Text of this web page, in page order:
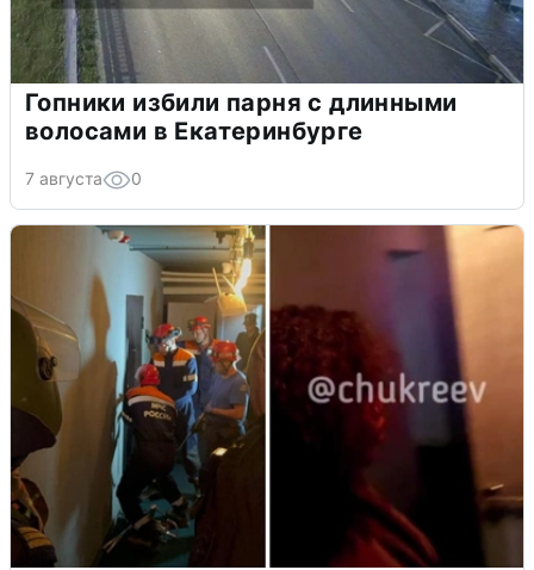
Гопники избили парня с длинными
волосами в Екатеринбурге
7 августа 0